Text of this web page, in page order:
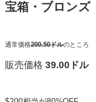
宝箱・ブロンズ
通常価格200.50ドルのところ
販売価格 39.00ドル